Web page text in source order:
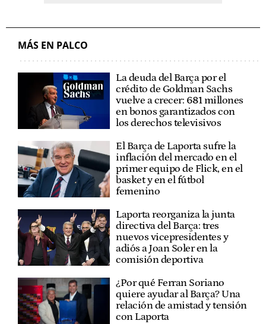
MÁS EN PALCO
La deuda del Barça por el
crédito de Goldman Sachs
vuelve a crecer: 681 millones
en bonos garantizados con
los derechos televisivos
El Barça de Laporta sufre la
inflación del mercado en el
primer equipo de Flick, en el
basket y en el fútbol
femenino
Laporta reorganiza la junta
directiva del Barça: tres
nuevos vicepresidentes y
adiós a Joan Soler en la
comisión deportiva
¿Por qué Ferran Soriano
quiere ayudar al Barça? Una
relación de amistad y tensión
con Laporta